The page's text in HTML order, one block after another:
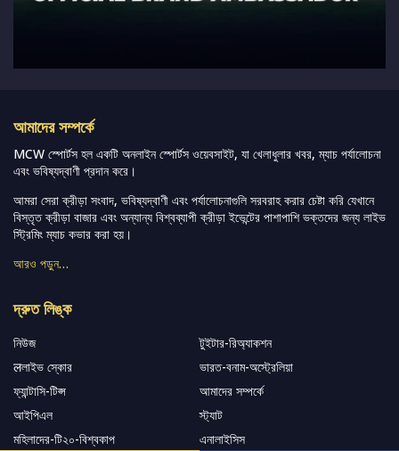
আমাদের সম্পর্কে
MCW স্পোর্টস হল একটি অনলাইন স্পোর্টস ওয়েবসাইট, যা খেলাধুলার খবর, ম্যাচ পর্যালোচনা
এবং ভবিষ্যদ্বাণী প্রদান করে।
আমরা সেরা ক্রীড়া সংবাদ, ভবিষ্যদ্বাণী এবং পর্যালোচনাগুলি সরবরাহ করার চেষ্টা করি যেখানে
বিস্তৃত ক্রীড়া বাজার এবং অন্যান্য বিশ্বব্যাপী ক্রীড়া ইভেন্টের পাশাপাশি ভক্তদের জন্য লাইভ
স্ট্রিমিং ম্যাচ কভার করা হয়।
আরও পড়ুন…
দ্রুত লিঙ্ক
নিউজ
টুইটার-রিঅ্যাকশন
लলাইভ স্কোর
ভারত-বনাম-অস্ট্রেলিয়া
ফ্যান্টাসি-টিপ্স
আমাদের সম্পর্কে
আইপিএল
স্ট্যাট
মহিলাদের-টি২০-বিশ্বকাপ
এনালাইসিস